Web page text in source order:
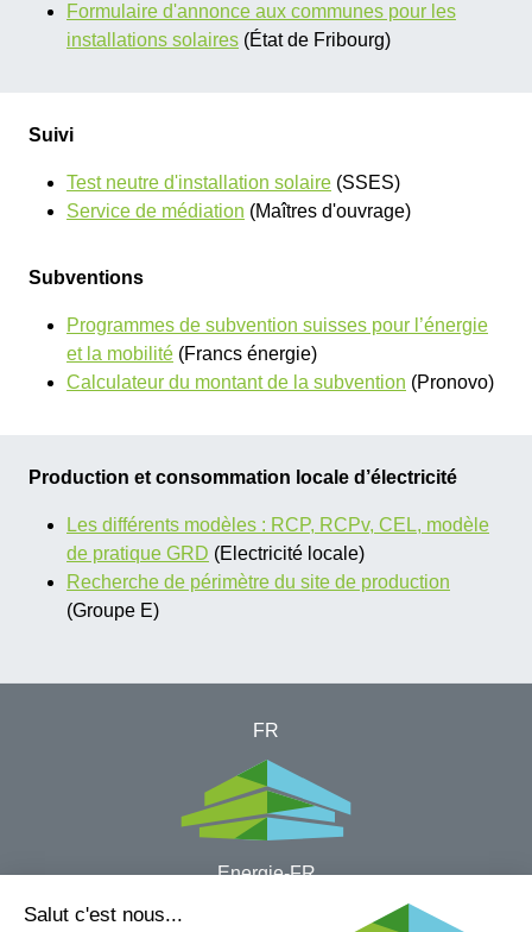
Formulaire d'annonce aux communes pour les
installations solaires (État de Fribourg)
Suivi
Test neutre d'installation solaire ​ (SSES)
Service de médiation (Maîtres d'ouvrage)
Subventions
Programmes de subvention suisses pour l’énergie
et la mobilité (Francs énergie)
Calculateur du montant de la subvention (Pronovo)
Production et consommation locale d’électricité
Les différents modèles : RCP, RCPv, CEL, modèle
de pratique GRD ​ (Electricité locale)
Recherche de périmètre du site de production
(Groupe E)
FR
Energie-FR
Halle ​bleue - Passage du Cardinal 13B